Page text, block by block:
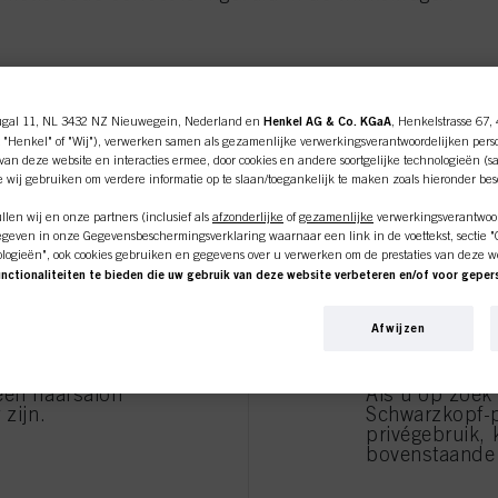
shop is exclusief voor
klanten.
haarsalon
zijn.
IK
Als u op zoek
privégebruik,
11, NL 3432 NZ Nieuwegein, Nederland en Henkel AG & Co. KGaA , Henkelstrasse
of "Wij"), verwerken samen als gezamenlijke verwerkingsverantwoordelijken
deze website en interacties ermee, door cookies en andere soortgelijke technologieën
wij gebruiken om verdere informatie op te slaan/toegankelijk te maken zoals hieronder
wij en onze partners (inclusief als afzonderlijke ofgezamenlijke
in onze Gegevensbeschermingsverklaring waarnaar een link in de voettekst, sectie
ook cookies gebruiken en gegevens over u verwerken om de prestaties van deze
te bieden die uw gebruik van deze website verbeteren en/of voor
u aanmaken die verrijkt kunnen worden met gegevens die van derden en andere
de verwerking van uw gegevens in onze Verklaring Gegevensbescherming
Pixel, Vingerafdrukken en vergelijkbare technologieën"). U kunt uw toestemming te
cookies op onze website uit te schakelen onder "Cookie-instellingen" (link in voettekst).
Afwijzen